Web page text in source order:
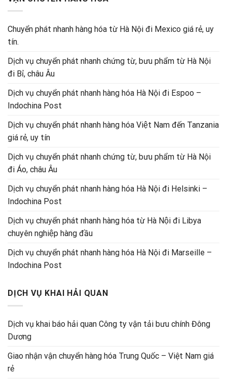
Chuyển phát nhanh hàng hóa từ Hà Nội đi Mexico giá rẻ, uy
tín.
Dịch vụ chuyển phát nhanh chứng từ, bưu phẩm từ Hà Nội
đi Bỉ, châu Âu
Dịch vụ chuyển phát nhanh hàng hóa Hà Nội đi Espoo –
Indochina Post
Dịch vụ chuyển phát nhanh hàng hóa Việt Nam đến Tanzania
giá rẻ, uy tín
Dịch vụ chuyển phát nhanh chứng từ, bưu phẩm từ Hà Nội
đi Áo, châu Âu
Dịch vụ chuyển phát nhanh hàng hóa Hà Nội đi Helsinki –
Indochina Post
Dịch vụ chuyển phát nhanh hàng hóa từ Hà Nội đi Libya
chuyên nghiệp hàng đầu
Dịch vụ chuyển phát nhanh hàng hóa Hà Nội đi Marseille –
Indochina Post
DỊCH VỤ KHAI HẢI QUAN
Dịch vụ khai báo hải quan Công ty vận tải bưu chính Đông
Dương
Giao nhận vận chuyển hàng hóa Trung Quốc – Việt Nam giá
rẻ